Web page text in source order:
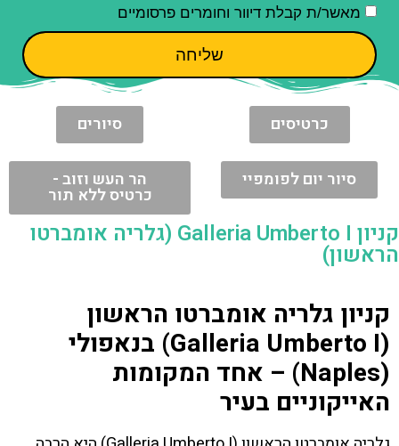
מאשר/ת קבלת דיוור וחומרים פרסומיים
שליחה
כרטיסים סיורים
סיור יום לפומפיי הר העש וזוב -
כרטיס ללא תור
קניון Galleria Umberto I (גלריה אומברטו
הראשון)
קניון גלריה אומברטו הראשון
(Galleria Umberto I) בנאפולי
(Naples) – אחד המקומות
האייקוניים בעיר